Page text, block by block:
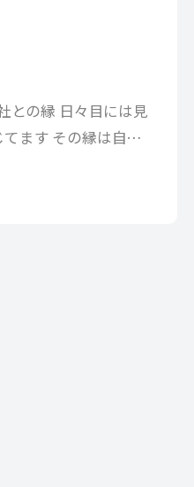
との縁 日々目には見
ます その縁は自分
まった